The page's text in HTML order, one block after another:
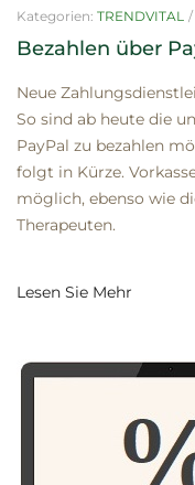
Kategorien: TRENDVITAL /
Bezahlen über
Neue
So sind ab heute die
PayPal zu bezahlen
folgt in Kürze.
möglich, ebenso wie
Therapeuten.
Lesen Sie Mehr